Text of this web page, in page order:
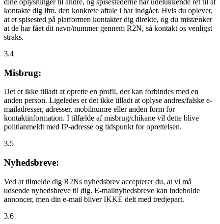
kontakte dig ifm. den konkrete aftale i har indgået. Hvis du oplever,
at et spisested på platformen kontakter dig direkte, og du mistænker
at de har fået dit navn/nummer gennem R2N, så kontakt os venligst
straks.
3.4
Misbrug:
Det er ikke tilladt at oprette en profil, der kan forbindes med en
anden person. Ligeledes er det ikke tilladt at oplyse andres/falske e-
mailadresser, adresser, mobilnumre eller anden form for
kontaktinformation. I tilfælde af misbrug/chikane vil dette blive
politianmeldt med IP-adresse og tidspunkt for oprettelsen.
3.5
Nyhedsbreve:
Ved at tilmelde dig R2Ns nyhedsbrev accepterer du, at vi må
udsende nyhedsbreve til dig. E-mailnyhedsbreve kan indeholde
annoncer, men din e-mail bliver IKKE delt med tredjepart.
3.6